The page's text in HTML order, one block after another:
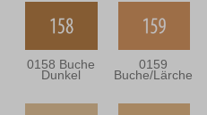
0158 Buche
Dunkel
0159
Buche/Lärche